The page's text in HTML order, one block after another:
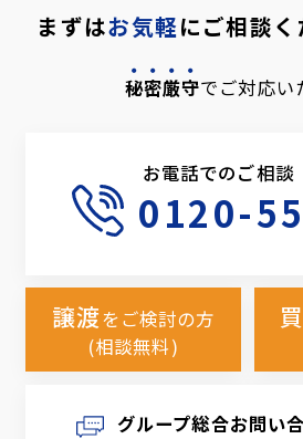
まずはお気軽にご相談
秘密厳守でご対応い
お電話でのご相談
0120-
譲渡をご検討の方
(相談無料)
グループ総合お問い